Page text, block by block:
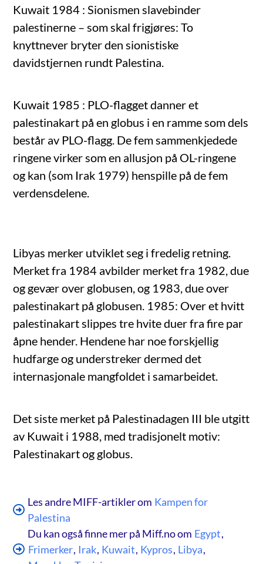
Kuwait 1984 : Sionismen slavebinder
palestinerne – som skal frigjøres: To
knyttnever bryter den sionistiske
davidstjernen rundt Palestina.
Kuwait 1985 : PLO-flagget danner et
palestinakart på en globus i en ramme som dels
består av PLO-flagg. De fem sammenkjedede
ringene virker som en allusjon på OL-ringene
og kan (som Irak 1979) henspille på de fem
verdensdelene.
Libyas merker utviklet seg i fredelig retning.
Merket fra 1984 avbilder merket fra 1982, due
og gevær over globusen, og 1983, due over
palestinakart på globusen. 1985: Over et hvitt
palestinakart slippes tre hvite duer fra fire par
åpne hender. Hendene har noe forskjellig
hudfarge og understreker dermed det
internasjonale mangfoldet i samarbeidet.
Det siste merket på Palestinadagen III ble utgitt
av Kuwait i 1988, med tradisjonelt motiv:
Palestinakart og globus.
Les andre MIFF-artikler om Kampen for
Palestina
Du kan også finne mer på Miff.no om Egypt,
Frimerker, Irak, Kuwait, Kypros, Libya,